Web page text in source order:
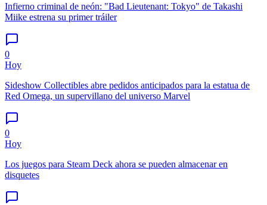
Infierno criminal de neón: "Bad Lieutenant: Tokyo" de Takashi
Miike estrena su primer tráiler
0
Hoy
Sideshow Collectibles abre pedidos anticipados para la estatua de
Red Omega, un supervillano del universo Marvel
0
Hoy
Los juegos para Steam Deck ahora se pueden almacenar en
disquetes